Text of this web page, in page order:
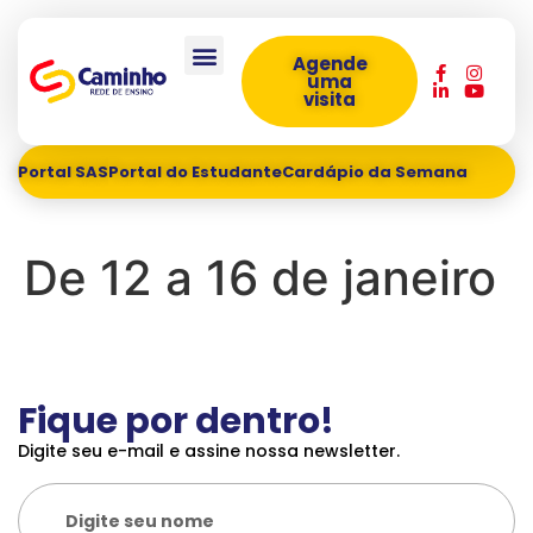
Agende
uma
visita
Portal SASPortal do EstudanteCardápio da Semana
De 12 a 16 de janeiro
Fique por dentro!
Digite seu e-mail e assine nossa newsletter.